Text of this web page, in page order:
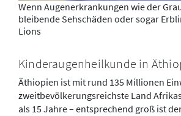
Wenn Augenerkrankungen wie der
bleibende Sehschäden oder sogar
Lions
Kinderaugenheilkunde in
Äthiopien ist mit rund 135 Millionen
zweitbevölkerungsreichste Land
als 15 Jahre – entsprechend groß ist